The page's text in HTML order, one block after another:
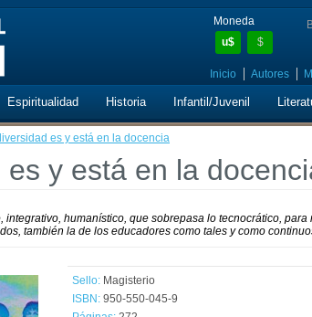
Moneda
u$
$
Inicio Autores
Espiritualidad Historia Infantil/Juvenil
es y está en la docencia
y está en la
humanístico, que sobrepasa lo tecnocrático,
también la de los educadores como tales y como
Sello: Magisterio
ISBN: 950-550-045-9